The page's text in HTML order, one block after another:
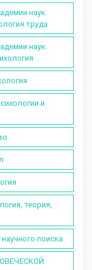
наук.
труда
наук.
и
теория,
поиска.